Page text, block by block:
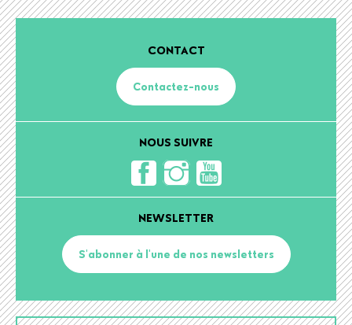
CONTACT
Contactez-nous
NOUS SUIVRE
NEWSLETTER
S'abonner à l'une de nos newsletters